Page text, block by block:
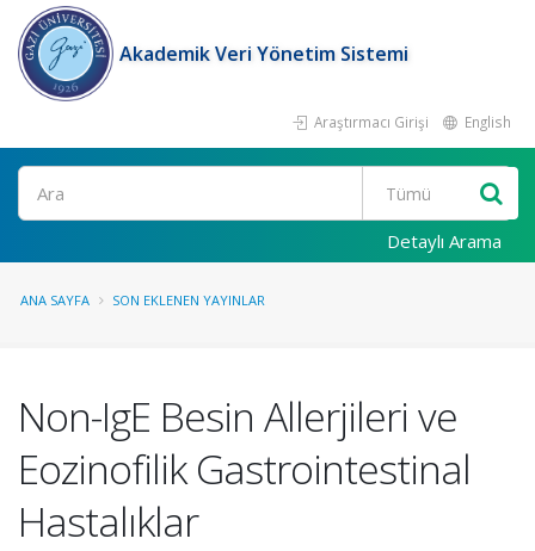
Akademik Veri Yönetim Sistemi
Araştırmacı Girişi English
Ara
Detaylı Arama
ANA SAYFA SON EKLENEN YAYINLAR
Non-IgE Besin Allerjileri ve
Eozinofilik Gastrointestinal
Hastalıklar